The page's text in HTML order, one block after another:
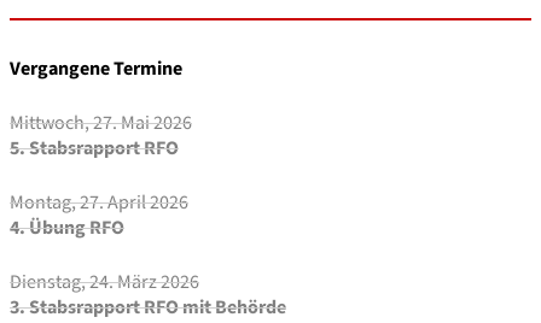
Vergangene Termine
Mittwoch, 27. Mai 2026
5. Stabsrapport RFO
Montag, 27. April 2026
4. Übung RFO
Dienstag, 24. März 2026
3. Stabsrapport RFO mit Behörde